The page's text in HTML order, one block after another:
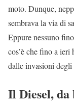
moto. Dunque,
sembrava la via di
Eppure nessuno
cos’è che fino a
dalle invasioni degli
Il Diesel, da